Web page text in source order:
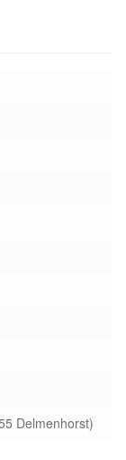
Delmenhorst)